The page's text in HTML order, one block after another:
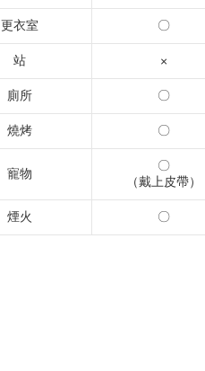
更衣室 〇
站 ×
廁所 〇
燒烤 〇
寵物
〇
（戴上皮帶）
煙火 〇